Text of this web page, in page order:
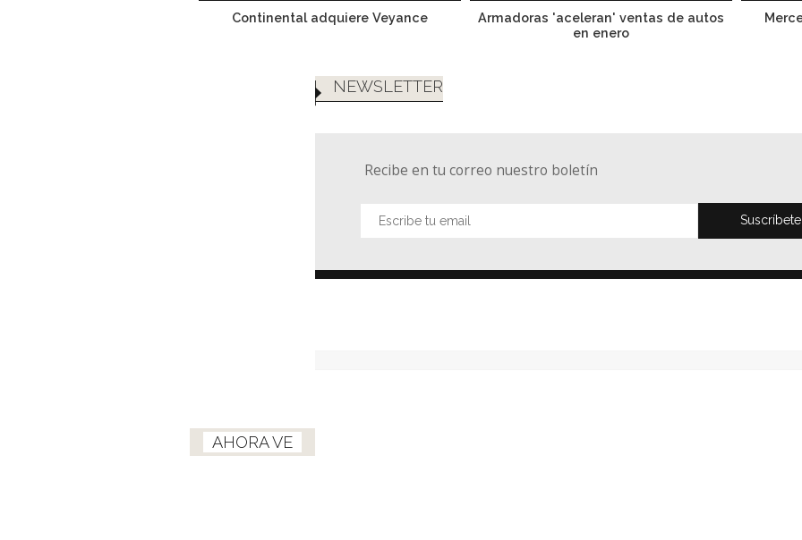
Continental adquiere Veyance
Armadoras 'aceleran' ventas de autos
en enero
NEWSLETTER
Recibe en tu correo nuestro boletín
AHORA VE